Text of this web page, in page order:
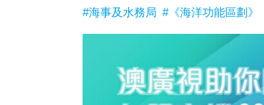
#海事及水務局 #《海洋功能區劃》